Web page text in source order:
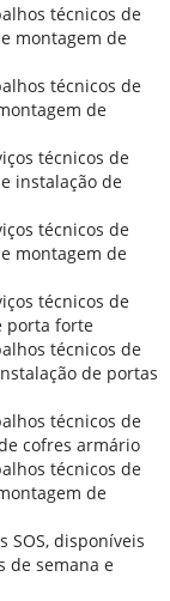
técnicos de
montagem de
técnicos de
de
técnicos de
instalação de
técnicos de
montagem de
técnicos de
porta forte
técnicos de
de portas
técnicos de
cofres armário
técnicos de
de
SOS, disponíveis
de semana e